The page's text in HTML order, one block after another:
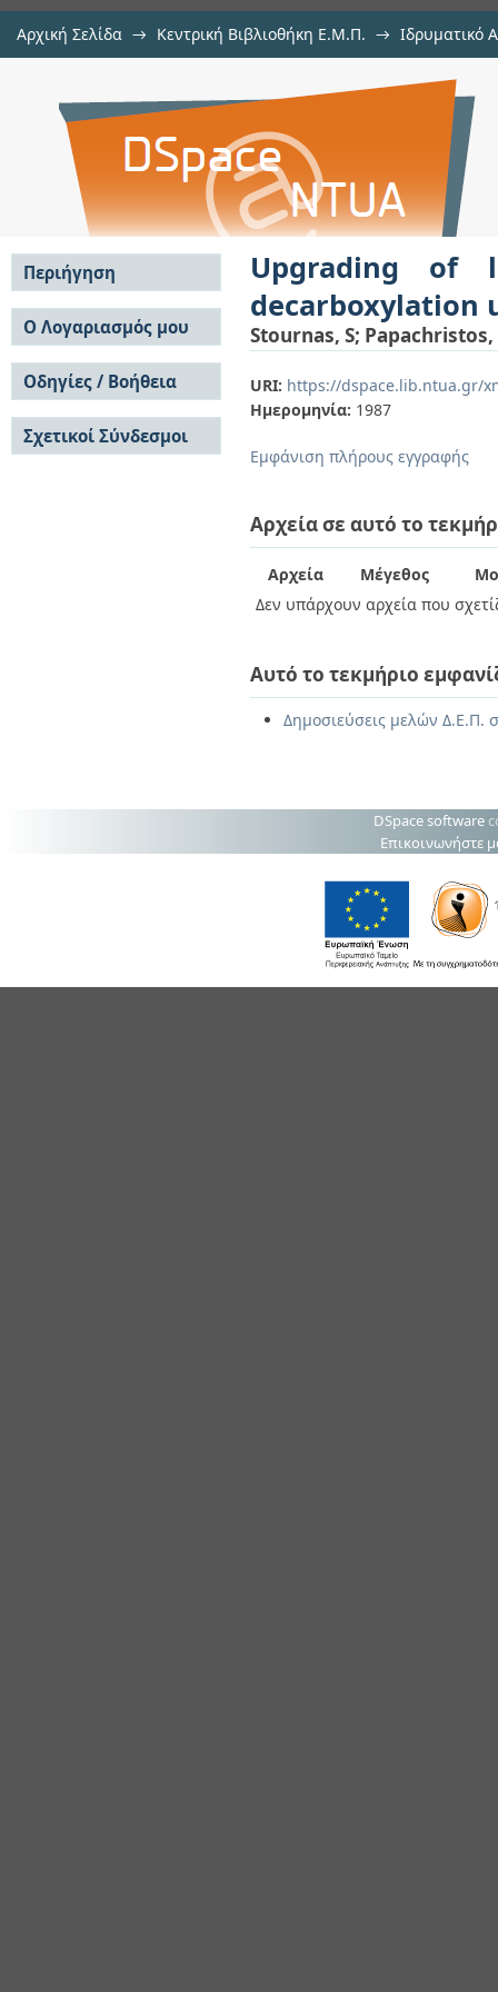
Αρχική Σελίδα → Κεντρική Βιβλιοθήκη Ε.Μ.Π. → Ιδρυματικό
Upgrading of low-rank solid
mild conditions
Upgrading of
decarboxylation
Stournas, S; Papachristos,
URI: https://dspace.lib.ntua.gr/
Ημερομηνία: 1987
Εμφάνιση πλήρους εγγραφής
Αρχεία σε αυτό το
Αρχεία Μέγεθος
Δεν υπάρχουν αρχεία που
Αυτό το τεκμήριο
Δημοσιεύσεις μελών Δ.Ε.Π.
Περιήγηση
Σε όλο το DSpace
Κοινότητες & Συλλογές
Ανά Ημερομηνία
Έκδοσης
Συγγραφείς
Τίτλοι
Θέματα
Ο Λογαριασμός μου
Σύνδεση
Εγγραφή
Οδηγίες / Βοήθεια
Οδηγίες Υποβολής
Οδηγίες Χρήσης ΙΑ
Συχνές Ερωτήσεις
Σχετικοί Σύνδεσμοι
DSpace software
Επικοινωνήστε